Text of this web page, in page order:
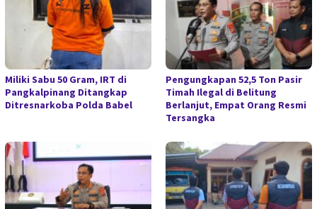
Miliki Sabu 50 Gram, IRT di
Pangkalpinang Ditangkap
Ditresnarkoba Polda Babel
Pengungkapan 52,5 Ton Pasir
Timah Ilegal di Belitung
Berlanjut, Empat Orang Resmi
Tersangka